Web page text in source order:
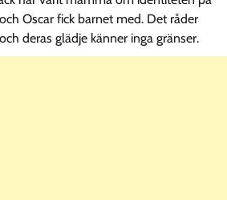
Oscar fick barnet med. Det råder
deras glädje känner inga gränser.